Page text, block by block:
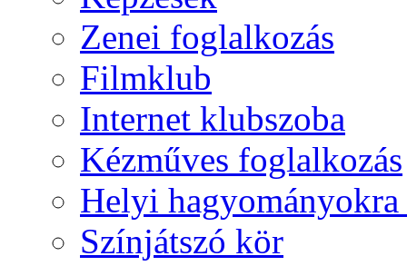
Zenei foglalkozás
Filmklub
Internet klubszoba
Kézműves foglalkozás
Helyi
Színjátszó kör